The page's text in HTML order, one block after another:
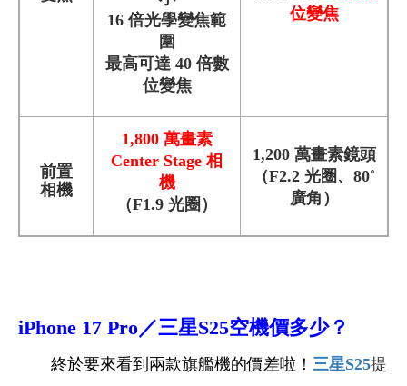
16 倍光學變焦範
圍
最高可達 40 倍數
位變焦
位變焦
前置
相機
1,800 萬畫素
Center Stage 相
機
（F1.9 光圈）
1,200 萬畫素鏡頭
（F2.2 光圈、80˚
廣角）
iPhone 17 Pro／三星S25空機價多少？
終於要來看到兩款旗艦機的價差啦！ 三星S25提